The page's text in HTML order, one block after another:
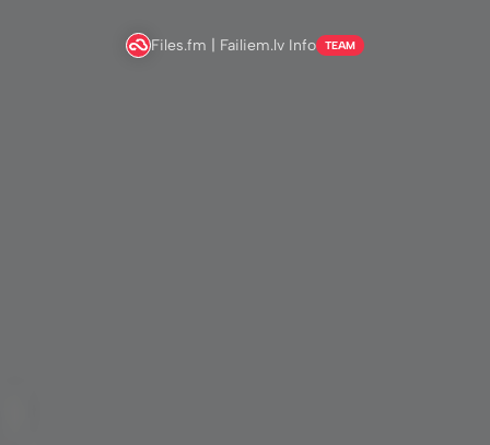
Files.fm | Failiem.lv Info TEAM